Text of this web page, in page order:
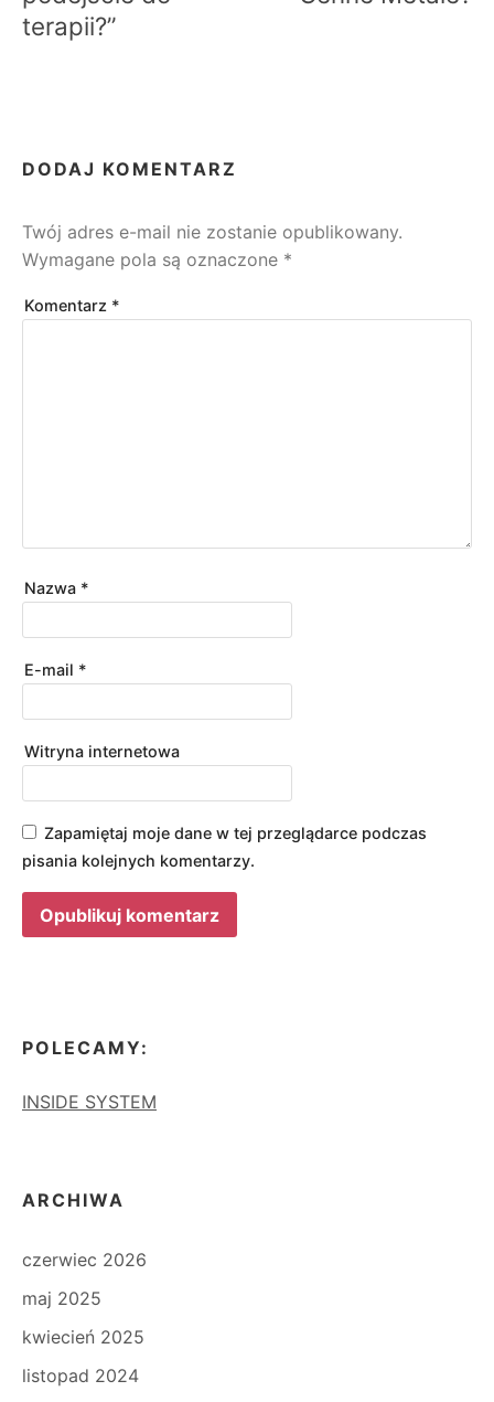
terapii?”
DODAJ KOMENTARZ
Twój adres e-mail nie zostanie opublikowany.
Wymagane pola są oznaczone *
Komentarz *
Nazwa *
E-mail *
Witryna internetowa
Zapamiętaj moje dane w tej przeglądarce podczas
pisania kolejnych komentarzy.
POLECAMY:
INSIDE SYSTEM
ARCHIWA
czerwiec 2026
maj 2025
kwiecień 2025
listopad 2024